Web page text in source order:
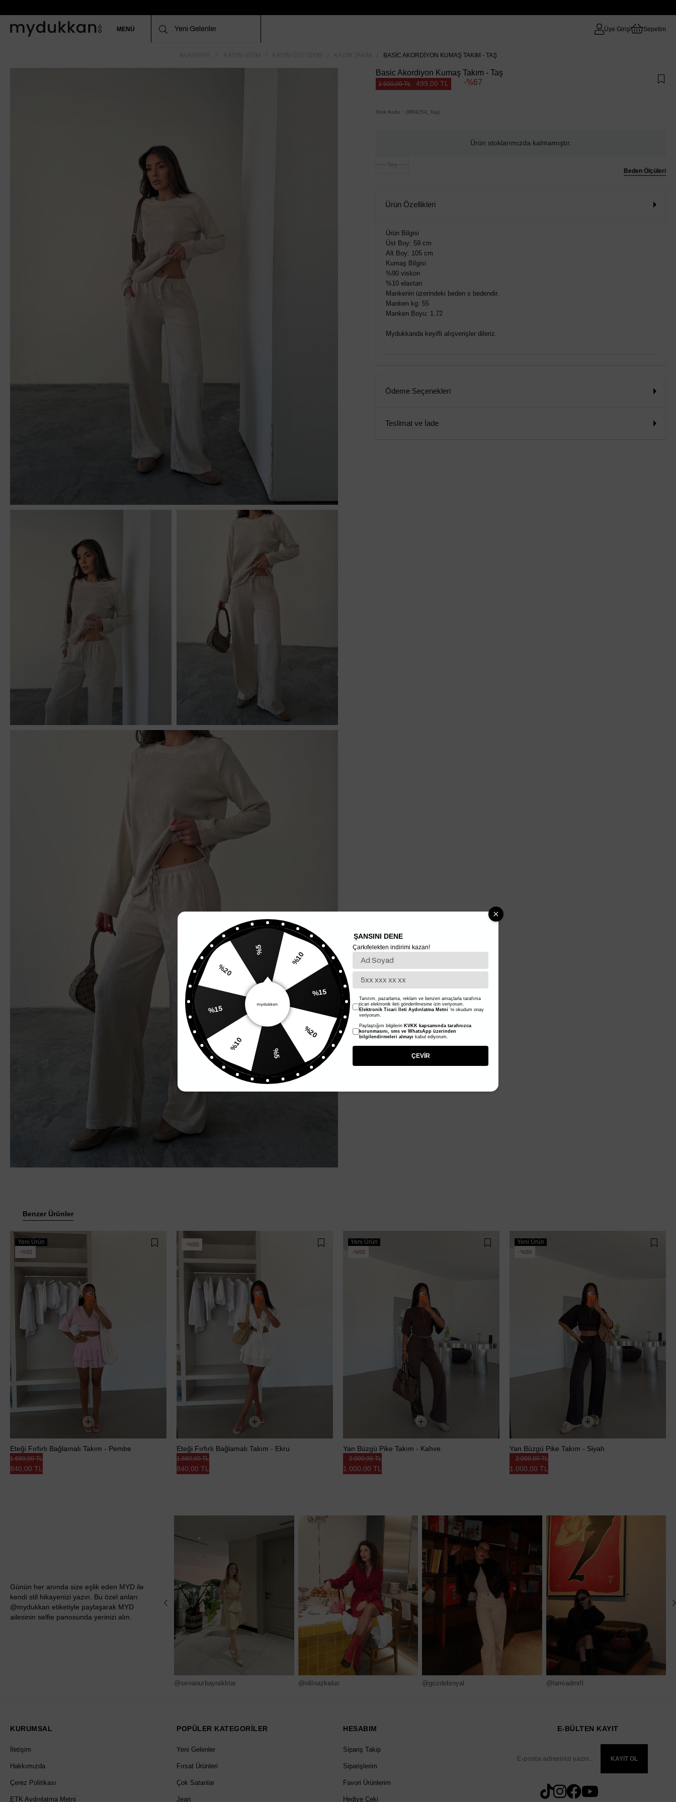
MENÜ Üye Girişi Sepetim
BASIC AKORDIYON KUMAŞ TAKIM - TAŞ
Basic Akordiyon Kumaş Takım - Taş
1.500,00 TL 499,00 TL 67
Stok Kodu (MD4254_Taş)
Ürün stoklarımızda kalmamıştır.
Beden Ölçüleri
Ürün Özellikleri
Ürün Bilgisi
Üst Boy: 59 cm
Alt Boy: 105 cm
Kumaş Bilgisi
%90 viskon
%10 elastan
Mankenin üzerindeki beden s bedendir.
Manken kg: 55
Manken Boyu: 1.72
Mydukkanda keyifli alışverişler dileriz.
Ödeme Seçenekleri
Teslimat ve İade
Benzer Ürünler
Yeni Ürün
%50
Eteği Fırfırlı Bağlamalı Takım - Pembe
840,00 TL
1.680,00 TL
%50
Eteği Fırfırlı Bağlamalı Takım - Ekru
840,00 TL
1.680,00 TL
Yeni Ürün
%50
Yan Büzgü Pike Takım - Kahve
1.000,00 TL
2.000,00 TL
Yeni Ürün
%50
Yan Büzgü Pike Takım - Siyah
1.000,00 TL
2.000,00 TL
Günün her anında size eşlik eden MYD ile
kendi stil hikayenizi yazın. Bu özel anları
@mydukkan etiketiyle paylaşarak MYD
ailesinin selfie panosunda yerinizi alın.
@senanurbayrakktar @idilnazkaluc @gozdebinyal @lamiadmrll
KURUMSAL
İletişim
Hakkımızda
Çerez Politikası
ETK Aydınlatma Metni
POPÜLER KATEGORİLER
Yeni Gelenler
Fırsat Ürünleri
Çok Satanlar
Jean
HESABIM
Sipariş Takip
Siparişlerim
Favori Ürünlerim
Hediye Çeki
E-BÜLTEN KAYIT
KAYIT OL
%10
%20
%10
%20
ŞANSINI DENE
Çarkıfelekten indirimi kazan!
Tanıtım, pazarlama, reklam ve benzeri amaçlarla tarafıma
ticari elektronik ileti gönderilmesine izin veriyorum.
Elektronik Ticari İleti Aydınlatma Metni 'ni okudum onay
veriyorum.
Paylaştığım bilgilerin KVKK kapsamında tarafınızca
korunmasını, sms ve WhatsApp üzerinden
bilgilendirmeleri almayı kabul ediyorum.
ÇEVİR